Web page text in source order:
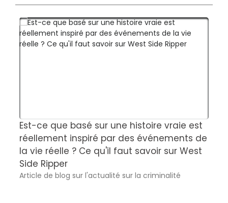
Est-ce que basé sur une histoire vraie est
réellement inspiré par des événements de
la vie réelle ? Ce qu'il faut savoir sur West
Side Ripper
Article de blog sur l'actualité sur la criminalité